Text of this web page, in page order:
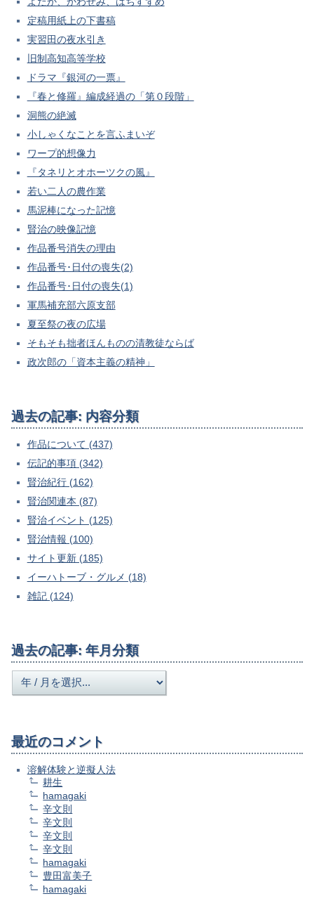
定稿用紙上の下書稿
実習田の夜水引き
旧制高知高等学校
ドラマ『銀河の一票』
『春と修羅』編成経過の「第０段階」
洞熊の絶滅
小しゃくなことを言ふまいぞ
ワープ的想像力
『タネリとオホーツクの風』
若い二人の農作業
馬泥棒になった記憶
賢治の映像記憶
作品番号消失の理由
作品番号･日付の喪失(2)
作品番号･日付の喪失(1)
軍馬補充部六原支部
夏至祭の夜の広場
そもそも拙者ほんものの清教徒ならば
政次郎の「資本主義の精神」
過去の記事: 内容分類
作品について (437)
伝記的事項 (342)
賢治紀行 (162)
賢治関連本 (87)
賢治イベント (125)
賢治情報 (100)
サイト更新 (185)
イーハトーブ・グルメ (18)
雑記 (124)
過去の記事: 年月分類
最近のコメント
溶解体験と逆擬人法
耕生
hamagaki
辛文則
辛文則
辛文則
辛文則
hamagaki
豊田富美子
hamagaki